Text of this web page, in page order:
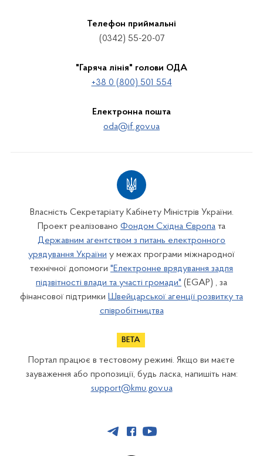
Телефон приймальні
(0342) 55-20-07
"Гаряча лінія" голови ОДА
+38 0 (800) 501 554
Електронна пошта
oda@if.gov.ua
Власність Секретаріату Кабінету Міністрів України.
Проект реалізовано Фондом Східна Європа та
Державним агентством з питань електронного
урядування України у межах програми міжнародної
технічної допомоги "Електронне врядування задля
підзвітності влади та участі громади" (EGAP) , за
фінансової підтримки Швейцарської агенції розвитку та
співробітництва
Портал працює в тестовому режимі. Якщо ви маєте
зауваження або пропозиції, будь ласка, напишіть нам:
support@kmu.gov.ua